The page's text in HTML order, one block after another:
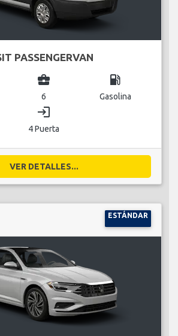
PASSENGERVAN
business_center
6
local_gas_station
Gasolina
login
4 Puerta
VER DETALLES...
ESTÁNDAR